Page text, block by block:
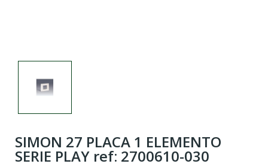
SIMON 27 PLACA 1 ELEMENTO
SERIE PLAY ref: 2700610-030